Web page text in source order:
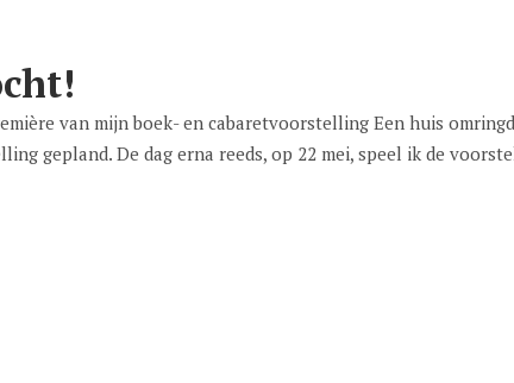
van mijn boek- en cabaretvoorstelling Een huis
gepland. De dag erna reeds, op 22 mei, speel ik de